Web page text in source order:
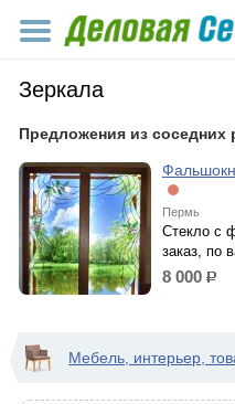
Зеркала
Предложения из соседних
Пермь
Стекло с
заказ, по
8 000 р.
Мебель, интерьер,